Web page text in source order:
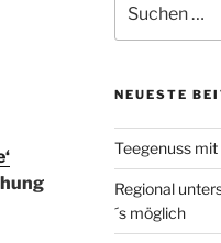
nach:
NEUESTE
Teegenuss mit
Regional
´s möglich